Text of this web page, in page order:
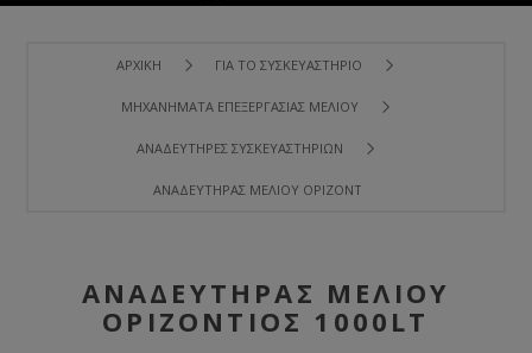
ΑΡΧΙΚΉ ΓΙΑ ΤΟ ΣΥΣΚΕΥΑΣΤΉΡΙΟ
ΜΗΧΑΝΉΜΑΤΑ ΕΠΕΞΕΡΓΑΣΊΑΣ ΜΕΛΙΟΎ
ΑΝΑΔΕΥΤΉΡΕΣ ΣΥΣΚΕΥΑΣΤΗΡΊΩΝ
ΑΝΑΔΕΥΤΉΡΑΣ ΜΕΛΙΟΎ ΟΡΙΖΌΝΤΙΟΣ 1000LT
ΑΝΑΔΕΥΤΉΡΑΣ ΜΕΛΙΟΎ
ΟΡΙΖΌΝΤΙΟΣ 1000LT